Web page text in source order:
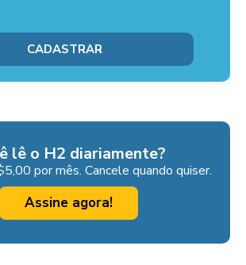
lê o H2 diariamente?
por mês. Cancele quando quiser.
Assine agora!